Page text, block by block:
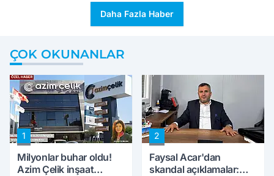
Daha Fazla Haber
ÇOK OKUNANLAR
1
Milyonlar buhar oldu!
Azim Çelik inşaat
2
Faysal Acar'dan
skandal açıklamalar: